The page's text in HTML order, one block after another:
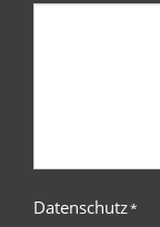
Datenschutz*